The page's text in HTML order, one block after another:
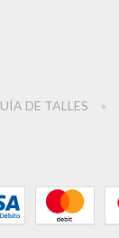
DE TALLES